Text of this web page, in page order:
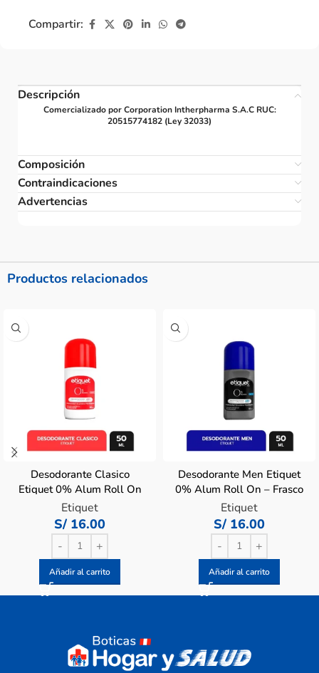
Compartir:
Descripción
Comercializado por Corporation Intherpharma S.A.C RUC:
20515774182 (Ley 32033)
Composición
Contraindicaciones
Advertencias
Productos relacionados
Desodorante Clasico
Etiquet 0% Alum Roll On
– Frasco 50 ML
Etiquet
S/ 16.00
Añadir al carrito
Desodorante Men Etiquet
0% Alum Roll On – Frasco
50 ML
Etiquet
S/ 16.00
Añadir al carrito